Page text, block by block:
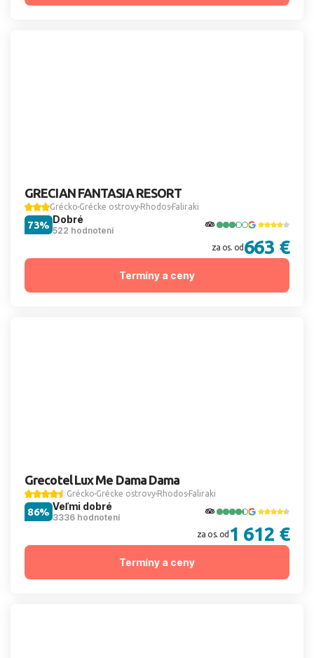
GRECIAN FANTASIA RESORT
Grécko Grécke ostrovy Rhodos Faliraki
Dobré
522 hodnotení
73%
za os. od 663 €
Termíny a ceny
Grecotel Lux Me Dama Dama
Grécko Grécke ostrovy Rhodos Faliraki
Veľmi dobré
3336 hodnotení
86%
za os. od 1 612 €
Termíny a ceny